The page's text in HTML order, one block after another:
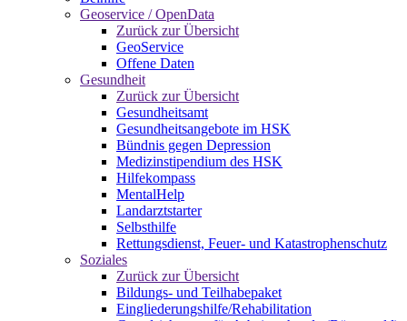
Geoservice / OpenData
Zurück zur Übersicht
GeoService
Offene Daten
Gesundheit
Zurück zur Übersicht
Gesundheitsamt
Gesundheitsangebote im HSK
Bündnis gegen Depression
Medizinstipendium des HSK
Hilfekompass
MentalHelp
Landarztstarter
Selbsthilfe
Rettungsdienst, Feuer- und Katastrophenschutz
Soziales
Zurück zur Übersicht
Bildungs- und Teilhabepaket
Eingliederungshilfe/Rehabilitation